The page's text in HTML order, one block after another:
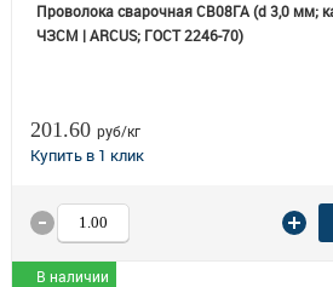
Проволока сварочная СВ08ГА (d 3,0 мм;
ЧЗСМ | ARCUS; ГОСТ 2246-70)
201.60 руб/кг
В наличии